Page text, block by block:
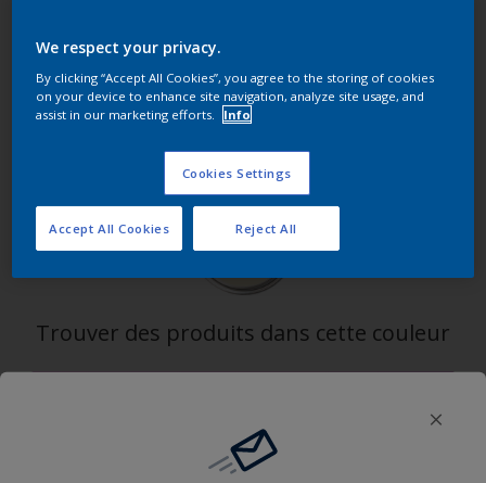
Trouver des produits dans cette couleur
We respect your privacy.
By clicking “Accept All Cookies”, you agree to the storing of cookies
on your device to enhance site navigation, analyze site usage, and
assist in our marketing efforts.
Info
Cookies Settings
Reject All
Accept All Cookies